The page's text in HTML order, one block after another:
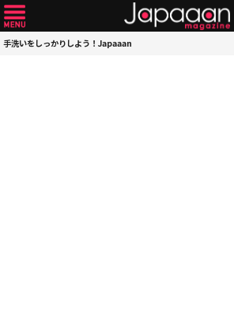
手洗いをしっかりしよう！Japaaan